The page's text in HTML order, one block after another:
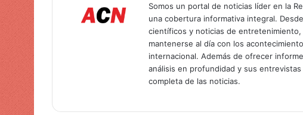
Somos un portal de noticias líder en la
una cobertura informativa integral.
científicos y noticias de
mantenerse al día con los
internacional. Además de ofrecer
análisis en profundidad y sus
completa de las noticias.